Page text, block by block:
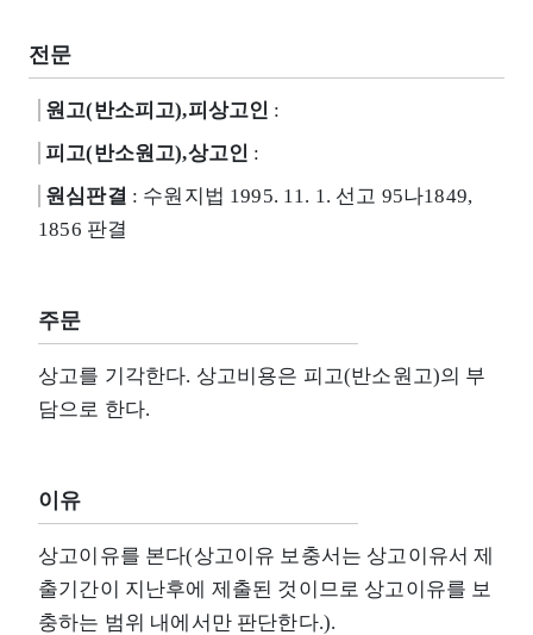
전문
원고(반소피고),피상고인 :
피고(반소원고),상고인 :
원심판결 : 수원지법 1995. 11. 1. 선고 95나1849,
1856 판결
주문
상고를 기각한다. 상고비용은 피고(반소원고)의 부
담으로 한다.
이유
상고이유를 본다(상고이유 보충서는 상고이유서 제
출기간이 지난후에 제출된 것이므로 상고이유를 보
충하는 범위 내에서만 판단한다.).